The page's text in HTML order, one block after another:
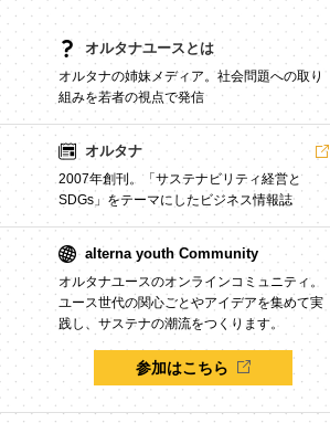
オルタナユースとは
オルタナの姉妹メディア。社会問題への取り
組みを若者の視点で発信
オルタナ
2007年創刊。「サステナビリティ経営と
SDGs」をテーマにしたビジネス情報誌
alterna youth Community
オルタナユースのオンラインコミュニティ。
ユース世代の関心ごとやアイデアを集めて実
践し、サステナの潮流をつくります。
参加はこちら